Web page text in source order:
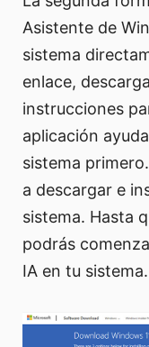
Asistente de
sistema
enlace,
instrucciones
aplicación
sistema
a descargar e
sistema. Hasta
podrás
IA en tu sistema.